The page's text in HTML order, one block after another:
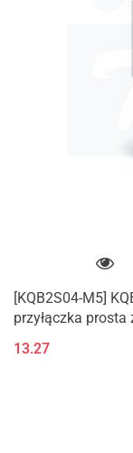
[KQB2S04-M5]
przyłączka
13.27